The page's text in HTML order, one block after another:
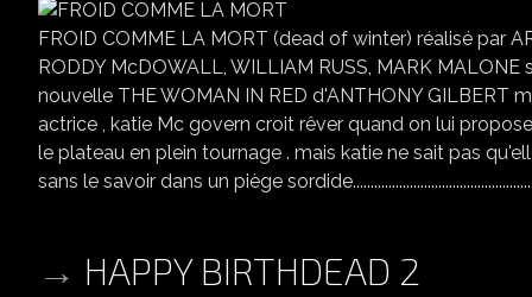
FROID COMME LA MORT (dead of winter) réalisé par
RODDY McDOWALL, WILLIAM RUSS, MARK
nouvelle THE WOMAN IN RED d'ANTHONY GILBERT
actrice , katie Mc govern croit rêver quand on lui
le plateau en plein tournage . mais katie ne sait pas
sans le savoir dans un piège
HAPPY BIRTHDEAD 2